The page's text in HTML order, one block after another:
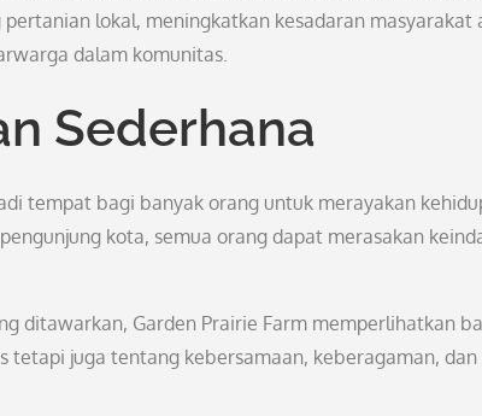
lokal, meningkatkan kesadaran masyarakat
dalam komunitas.
Sederhana
tempat bagi banyak orang untuk merayakan
kota, semua orang dapat merasakan
ditawarkan, Garden Prairie Farm memperlihatkan
tetapi juga tentang kebersamaan, keberagaman, dan